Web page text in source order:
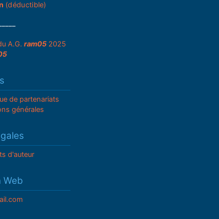
(déductible)
A.G. ram052025
de partenariats
générales
d'auteur
Web